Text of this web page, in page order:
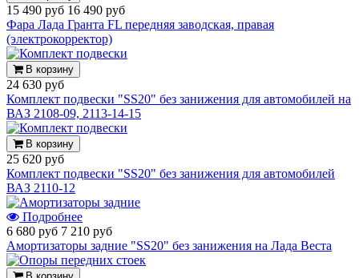
15 490 руб 16 490 руб
Фара Лада Гранта FL передняя заводская, правая
(электрокорректор)
В корзину
24 630 руб
Комплект подвески "SS20" без занижения для автомобилей на
ВАЗ 2108-09, 2113-14-15
В корзину
25 620 руб
Комплект подвески "SS20" без занижения для автомобилей
ВАЗ 2110-12
Подробнее
6 680 руб 7 210 руб
Амортизаторы задние "SS20" без занижения на Лада Веста